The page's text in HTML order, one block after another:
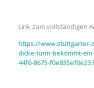
Link zum vollständigen
https://www.stuttgarter-
dicke-turm-bekommt-
44f6-8675-